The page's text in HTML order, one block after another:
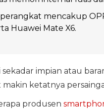
mencakup
Huawei Mate X6.
impian atau
makin ketatnya
produsen